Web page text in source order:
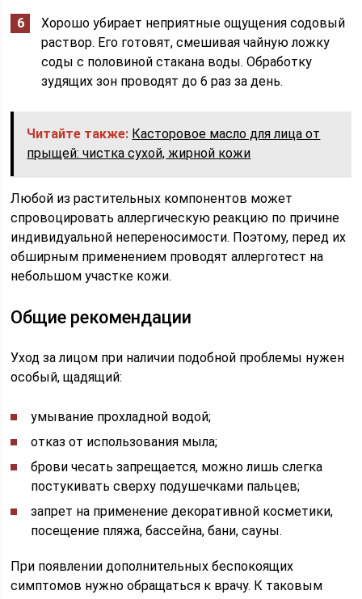
Хорошо убирает неприятные ощущения содовый
раствор. Его готовят, смешивая чайную ложку
соды с половиной стакана воды. Обработку
зудящих зон проводят до 6 раз за день.
Читайте также: Касторовое масло для лица от
прыщей: чистка сухой, жирной кожи
Любой из растительных компонентов может
спровоцировать аллергическую реакцию по причине
индивидуальной непереносимости. Поэтому, перед их
обширным применением проводят аллерготест на
небольшом участке кожи.
Общие рекомендации
Уход за лицом при наличии подобной проблемы нужен
особый, щадящий:
умывание прохладной водой;
отказ от использования мыла;
брови чесать запрещается, можно лишь слегка
постукивать сверху подушечками пальцев;
запрет на применение декоративной косметики,
посещение пляжа, бассейна, бани, сауны.
При появлении дополнительных беспокоящих
симптомов нужно обращаться к врачу. К таковым